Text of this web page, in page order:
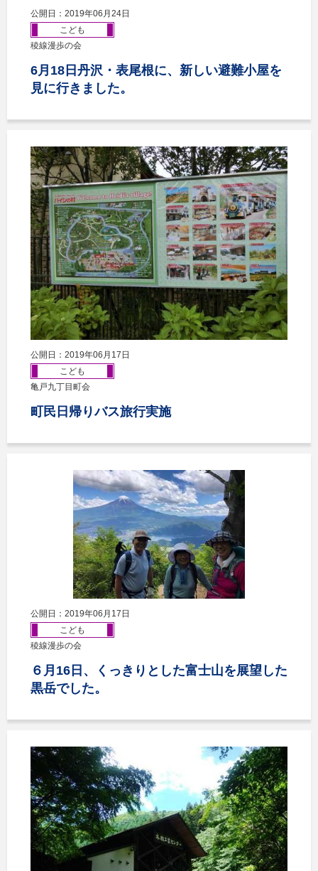
公開日：2019年06月24日
こども
稜線漫歩の会
6月18日丹沢・表尾根に、新しい避難小屋を
見に行きました。
公開日：2019年06月17日
こども
亀戸九丁目町会
町民日帰りバス旅行実施
公開日：2019年06月17日
こども
稜線漫歩の会
６月16日、くっきりとした富士山を展望した
黒岳でした。